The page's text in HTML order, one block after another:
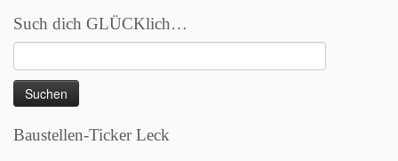
Such dich GLÜCKlich…
nach:
Baustellen-Ticker Leck